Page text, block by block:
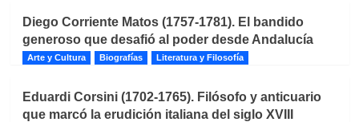
Diego Corriente Matos (1757-1781). El bandido
generoso que desafió al poder desde Andalucía
Arte y Cultura Biografías Literatura y Filosofía
Eduardi Corsini (1702-1765). Filósofo y anticuario
que marcó la erudición italiana del siglo XVIII